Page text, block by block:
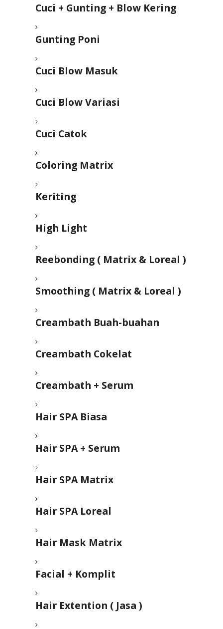
Cuci + Gunting + Blow Kering
Gunting Poni
Cuci Blow Masuk
Cuci Blow Variasi
Cuci Catok
Coloring Matrix
Keriting
High Light
Reebonding ( Matrix & Loreal )
Smoothing ( Matrix & Loreal )
Creambath Buah-buahan
Creambath Cokelat
Creambath + Serum
Hair SPA Biasa
Hair SPA + Serum
Hair SPA Matrix
Hair SPA Loreal
Hair Mask Matrix
Facial + Komplit
Hair Extention ( Jasa )